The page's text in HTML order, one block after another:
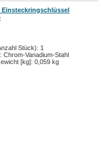
Einsteckringschlüssel
Stück): 1
Chrom-Vanadium-Stahl
[kg]: 0,059 kg